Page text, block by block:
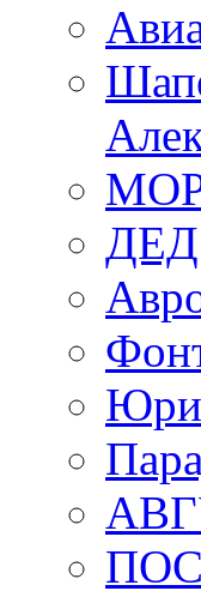
ДЕД